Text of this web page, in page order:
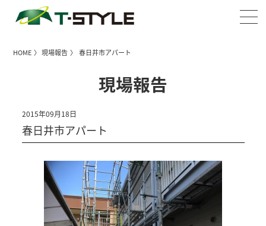
HOME 〉現場報告 〉 春日井市アパート
現場報告
2015年09月18日
春日井市アパート